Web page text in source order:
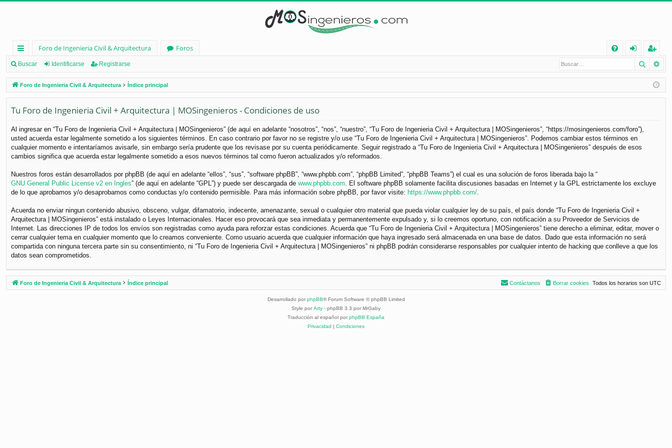
nl
ac
es
rá
pi
d
os
Foro de Ingenieria Civil & Arquitectura
Foros
Q
nt
ifi
e
eg
ist
ra
Buscar Identificarse Registrarse Buscar
Foro de Ingenieria Civil & Arquitectura Índice principal
Tu Foro de Ingenieria Civil + Arquitectura | MOSingenieros - Condiciones de uso
Al ingresar en “Tu Foro de Ingenieria Civil + Arquitectura | MOSingenieros” (de aquí en adelante “nosotros”, “nos”, “nuestro”, “Tu Foro de Ingenieria Civil + Arquitectura | MOSingenieros”, “https://mosingenieros.com/foro”),
usted acuerda estar legalmente sometido a los siguientes términos. En caso contrario por favor no se registre y/o use “Tu Foro de Ingenieria Civil + Arquitectura | MOSingenieros”. Podemos cambiar estos términos en
cualquier momento e intentaríamos avisarle, sin embargo sería prudente que los revisase por su cuenta periódicamente. Seguir registrado a “Tu Foro de Ingenieria Civil + Arquitectura | MOSingenieros” después de esos
cambios significa que acuerda estar legalmente sometido a esos nuevos términos tal como fueron actualizados y/o reformados.
Nuestros foros están desarrollados por phpBB (de aquí en adelante “ellos”, “sus”, “software phpBB”, “www.phpbb.com”, “phpBB Limited”, “phpBB Teams”) el cual es una solución de foros liberada bajo la “
GNU General Public License v2 en Ingles” (de aquí en adelante “GPL”) y puede ser descargada de www.phpbb.com . El software phpBB solamente facilita discusiones basadas en Internet y la GPL estrictamente los excluye
de lo que aprobamos y/o desaprobamos como conductas y/o contenido permisible. Para más información sobre phpBB, por favor visite: https://www.phpbb.com/
Acuerda no enviar ningun contenido abusivo, obsceno, vulgar, difamatorio, indecente, amenazante, sexual o cualquier otro material que pueda violar cualquier ley de su país, el país donde “Tu Foro de Ingenieria Civil +
Arquitectura | MOSingenieros” está instalado o Leyes Internacionales. Hacer eso provocará que sea inmediata y permanentemente expulsado y, si lo creemos oportuno, con notificación a su Proveedor de Servicios de
Internet. Las direcciones IP de todos los envíos son registradas como ayuda para reforzar estas condiciones. Acuerda que “Tu Foro de Ingenieria Civil + Arquitectura | MOSingenieros” tiene derecho a eliminar, editar, mover o
cerrar cualquier tema en cualquier momento que lo creamos conveniente. Como usuario acuerda que cualquier información que haya ingresado será almacenada en una base de datos. Dado que esta información no será
compartida con ninguna tercera parte sin su consentimiento, ni “Tu Foro de Ingenieria Civil + Arquitectura | MOSingenieros” ni phpBB podrán considerarse responsables por cualquier intento de hacking que conlleve a que los
datos sean comprometidos.
Foro de Ingenieria Civil & Arquitectura Índice principal Todos los horarios son UTC
Borrar cookies
Contáctanos
Desarrollado por phpBB® Forum Software © phpBB Limited
Style por Arty - phpBB 3.3 por MrGaby
Traducción al español por phpBB España
Privacidad | Condiciones